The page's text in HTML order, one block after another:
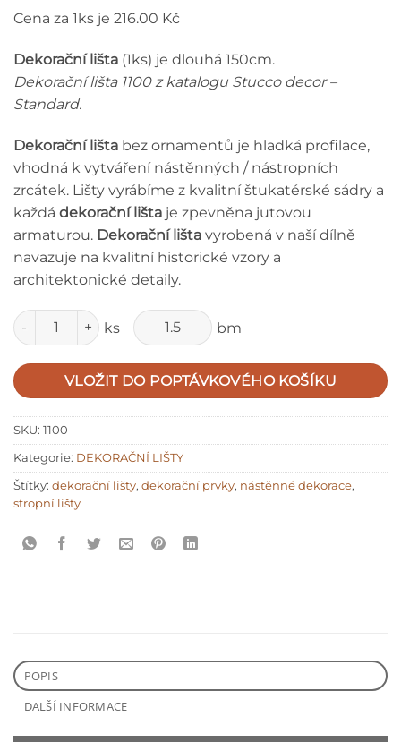
Cena za 1ks je 216.00 Kč
Dekorační lišta (1ks) je dlouhá 150cm.
Dekorační lišta 1100 z katalogu Stucco decor –
Standard.
Dekorační lišta bez ornamentů je hladká profilace,
vhodná k vytváření nástěnných / nástropních
zrcátek. Lišty vyrábíme z kvalitní štukatérské sádry a
každá dekorační lišta je zpevněna jutovou
armaturou. Dekorační lišta vyrobená v naší dílně
navazuje na kvalitní historické vzory a
architektonické detaily.
bm
Množství
ks
VLOŽIT DO POPTÁVKOVÉHO KOŠÍKU
SKU: 1100
Kategorie: DEKORAČNÍ LIŠTY
Štítky: dekorační lišty, dekorační prvky, nástěnné dekorace,
stropní lišty
POPIS
DALŠÍ INFORMACE